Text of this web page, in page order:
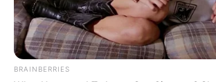
χρόνου δεν τη συγχωρεί.
Τα μηχανικά της μέρη
απλώνεται, η συντήρηση γίνεται
BRAINBERRIES